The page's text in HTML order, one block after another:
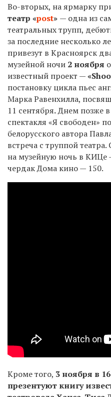
Во-вторых, на ярмарку
театр «post» — одна из
театральных трупп,
за последние несколько
привезут в Красноярск
музейной ночи 2 ноября
известный проект —
постановку цикла пьес
Марка Равенхилла,
11 сентября.Днем позже
спектакля «Я свободен»
белорусского автора
встреча с труппой
на музейную ночь в КИЦе
чердак Дома кино — 150.
Кроме того, 3 ноября в
презентуют книгу